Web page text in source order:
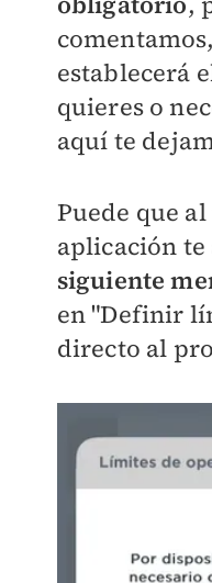
establecerá
quieres o
aquí te
Puede que
aplicación te
siguiente
en "Definir
directo al